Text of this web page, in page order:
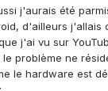
j'aurais été
d'ailleurs j'allais
j'ai vu sur
problème ne
le hardware est